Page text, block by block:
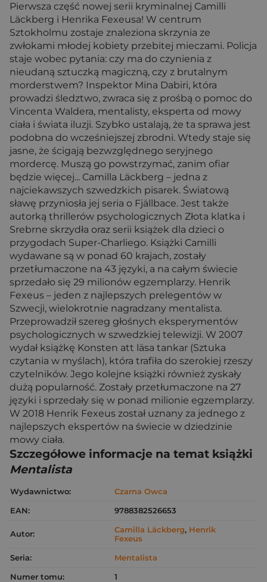
Pierwsza część nowej serii kryminalnej Camilli
Läckberg i Henrika Fexeusa! W centrum
Sztokholmu zostaje znaleziona skrzynia ze
zwłokami młodej kobiety przebitej mieczami. Policja
staje wobec pytania: czy ma do czynienia z
nieudaną sztuczką magiczną, czy z brutalnym
morderstwem? Inspektor Mina Dabiri, która
prowadzi śledztwo, zwraca się z prośbą o pomoc do
Vincenta Waldera, mentalisty, eksperta od mowy
ciała i świata iluzji. Szybko ustalają, że ta sprawa jest
podobna do wcześniejszej zbrodni. Wtedy staje się
jasne, że ścigają bezwzględnego seryjnego
mordercę. Muszą go powstrzymać, zanim ofiar
będzie więcej... Camilla Läckberg – jedna z
najciekawszych szwedzkich pisarek. Światową
sławę przyniosła jej seria o Fjällbace. Jest także
autorką thrillerów psychologicznych Złota klatka i
Srebrne skrzydła oraz serii książek dla dzieci o
przygodach Super-Charliego. Książki Camilli
wydawane są w ponad 60 krajach, zostały
przetłumaczone na 43 języki, a na całym świecie
sprzedało się 29 milionów egzemplarzy. Henrik
Fexeus – jeden z najlepszych prelegentów w
Szwecji, wielokrotnie nagradzany mentalista.
Przeprowadził szereg głośnych eksperymentów
psychologicznych w szwedzkiej telewizji. W 2007
wydał książkę Konsten att läsa tankar (Sztuka
czytania w myślach), która trafiła do szerokiej rzeszy
czytelników. Jego kolejne książki również zyskały
dużą popularność. Zostały przetłumaczone na 27
języki i sprzedały się w ponad milionie egzemplarzy.
W 2018 Henrik Fexeus został uznany za jednego z
najlepszych ekspertów na świecie w dziedzinie
mowy ciała.
Szczegółowe informacje na temat książki
Mentalista
Wydawnictwo:
Czarna Owca
EAN:
9788382526653
Autor: Camilla Läckberg, Henrik
Fexeus
Seria:
Mentalista
Numer tomu:
1